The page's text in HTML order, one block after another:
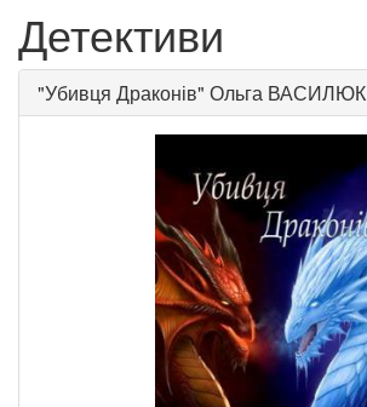
Детективи
"Убивця Драконів" Ольга ВАСИЛЮК